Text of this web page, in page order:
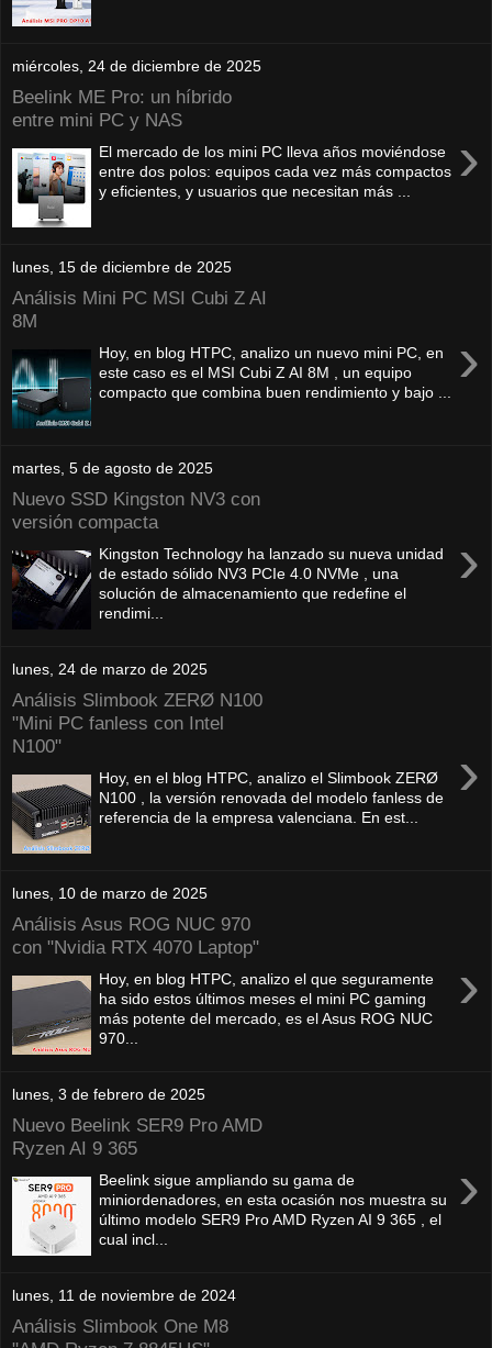
miércoles, 24 de diciembre de 2025
Beelink ME Pro: un híbrido
entre mini PC y NAS
›
El mercado de los mini PC lleva años moviéndose
entre dos polos: equipos cada vez más compactos
y eficientes, y usuarios que necesitan más ...
lunes, 15 de diciembre de 2025
Análisis Mini PC MSI Cubi Z AI
8M
›
Hoy, en blog HTPC, analizo un nuevo mini PC, en
este caso es el MSI Cubi Z AI 8M , un equipo
compacto que combina buen rendimiento y bajo ...
martes, 5 de agosto de 2025
Nuevo SSD Kingston NV3 con
versión compacta
›
Kingston Technology ha lanzado su nueva unidad
de estado sólido NV3 PCIe 4.0 NVMe , una
solución de almacenamiento que redefine el
rendimi...
lunes, 24 de marzo de 2025
Análisis Slimbook ZERØ N100
"Mini PC fanless con Intel
N100"
›
Hoy, en el blog HTPC, analizo el Slimbook ZERØ
N100 , la versión renovada del modelo fanless de
referencia de la empresa valenciana. En est...
lunes, 10 de marzo de 2025
Análisis Asus ROG NUC 970
con "Nvidia RTX 4070 Laptop"
›
Hoy, en blog HTPC, analizo el que seguramente
ha sido estos últimos meses el mini PC gaming
más potente del mercado, es el Asus ROG NUC
970...
lunes, 3 de febrero de 2025
Nuevo Beelink SER9 Pro AMD
Ryzen AI 9 365
›
Beelink sigue ampliando su gama de
miniordenadores, en esta ocasión nos muestra su
último modelo SER9 Pro AMD Ryzen AI 9 365 , el
cual incl...
lunes, 11 de noviembre de 2024
Análisis Slimbook One M8